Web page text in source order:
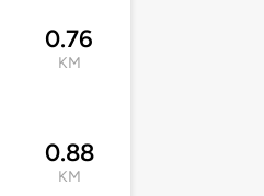
0.76
KM
0.88
KM